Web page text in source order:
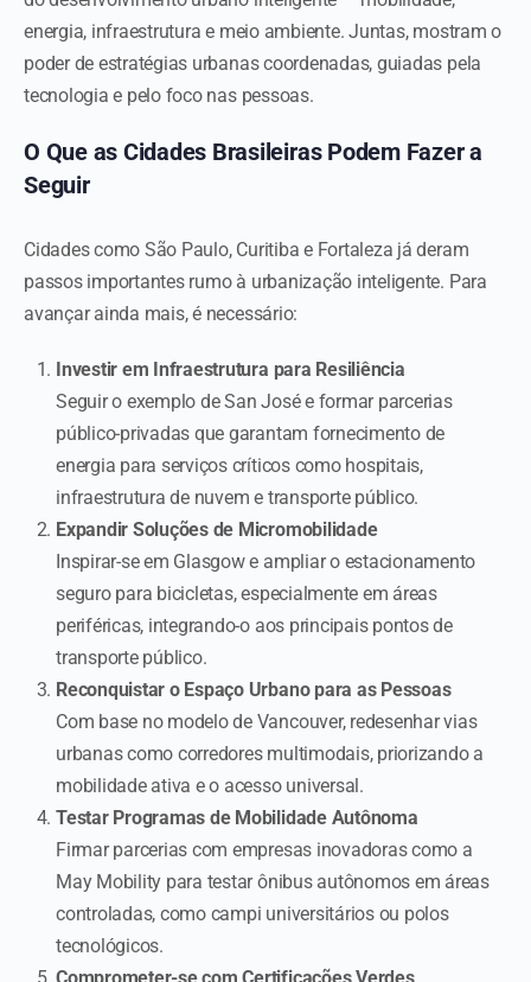
energia, infraestrutura e meio ambiente. Juntas, mostram o
poder de estratégias urbanas coordenadas, guiadas pela
tecnologia e pelo foco nas pessoas.
O Que as Cidades Brasileiras Podem Fazer a
Seguir
Cidades como São Paulo, Curitiba e Fortaleza já deram
passos importantes rumo à urbanização inteligente. Para
avançar ainda mais, é necessário:
Investir em Infraestrutura para Resiliência
Seguir o exemplo de San José e formar parcerias
público-privadas que garantam fornecimento de
energia para serviços críticos como hospitais,
infraestrutura de nuvem e transporte público.
Expandir Soluções de Micromobilidade
Inspirar-se em Glasgow e ampliar o estacionamento
seguro para bicicletas, especialmente em áreas
periféricas, integrando-o aos principais pontos de
transporte público.
Reconquistar o Espaço Urbano para as Pessoas
Com base no modelo de Vancouver, redesenhar vias
urbanas como corredores multimodais, priorizando a
mobilidade ativa e o acesso universal.
Testar Programas de Mobilidade Autônoma
Firmar parcerias com empresas inovadoras como a
May Mobility para testar ônibus autônomos em áreas
controladas, como campi universitários ou polos
tecnológicos.